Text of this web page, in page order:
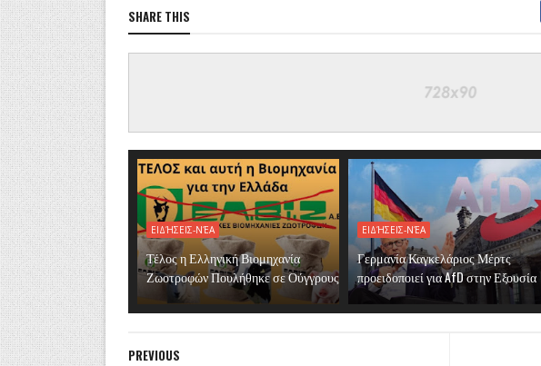
SHARE THIS
ΕΙΔΉΣΕΙΣ-ΝΈΑ
Τέλος η Ελληνική Βιομηχανία
Ζωοτροφών Πουλήθηκε σε Ούγγρους
ΕΙΔΉΣΕΙΣ-ΝΈΑ
Γερμανία Καγκελάριος Μέρτς
προειδοποιεί για AfD στην Εξουσία
PREVIOUS